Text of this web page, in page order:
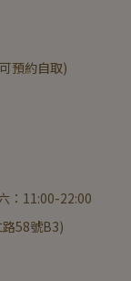
預約自取)
：11:00-22:00
58號B3)